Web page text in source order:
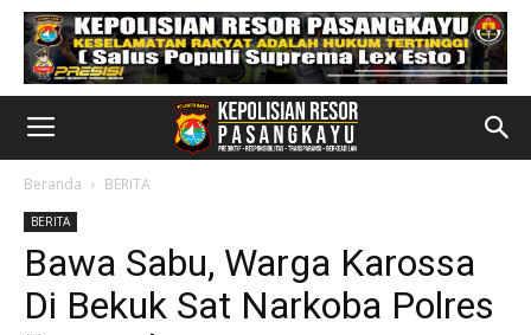
Beranda BERITA
BERITA
Bawa Sabu, Warga Karossa
Di Bekuk Sat Narkoba Polres